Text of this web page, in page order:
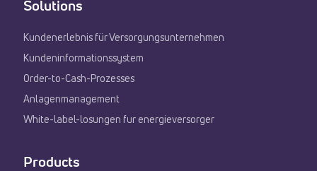
Solutions
Kundenerlebnis für Versorgungsunternehmen
Kundeninformationssystem
Order-to-Cash-Prozesses
Anlagenmanagement
White-label-losungen fur energieversorger
Products